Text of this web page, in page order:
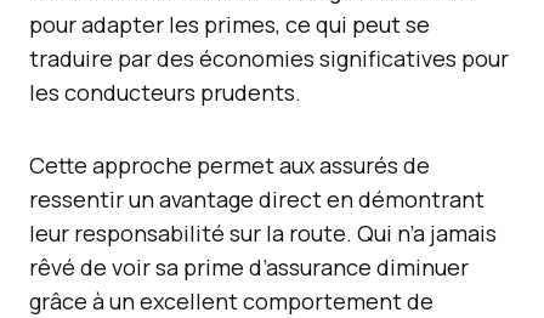
pour adapter les primes, ce qui peut se
traduire par des économies significatives pour
les conducteurs prudents.
Cette approche permet aux assurés de
ressentir un avantage direct en démontrant
leur responsabilité sur la route. Qui n’a jamais
rêvé de voir sa prime d’assurance diminuer
grâce à un excellent comportement de